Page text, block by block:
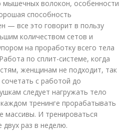
мышечных волокон, особенности
способность
— все это говорит в пользу
количеством сетов и
на проработку всего тела
по сплит-системе, когда
женщинам не подходит, так
с работой до
следует нагружать тело
тренинге прорабатывать
И тренироваться
двух раз в неделю.